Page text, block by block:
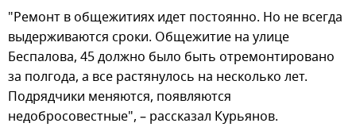
"Ремонт в общежитиях идет постоянно. Но не всегда
выдерживаются сроки. Общежитие на улице
Беспалова, 45 должно было быть отремонтировано
за полгода, а все растянулось на несколько лет.
Подрядчики меняются, появляются
недобросовестные", – рассказал Курьянов.